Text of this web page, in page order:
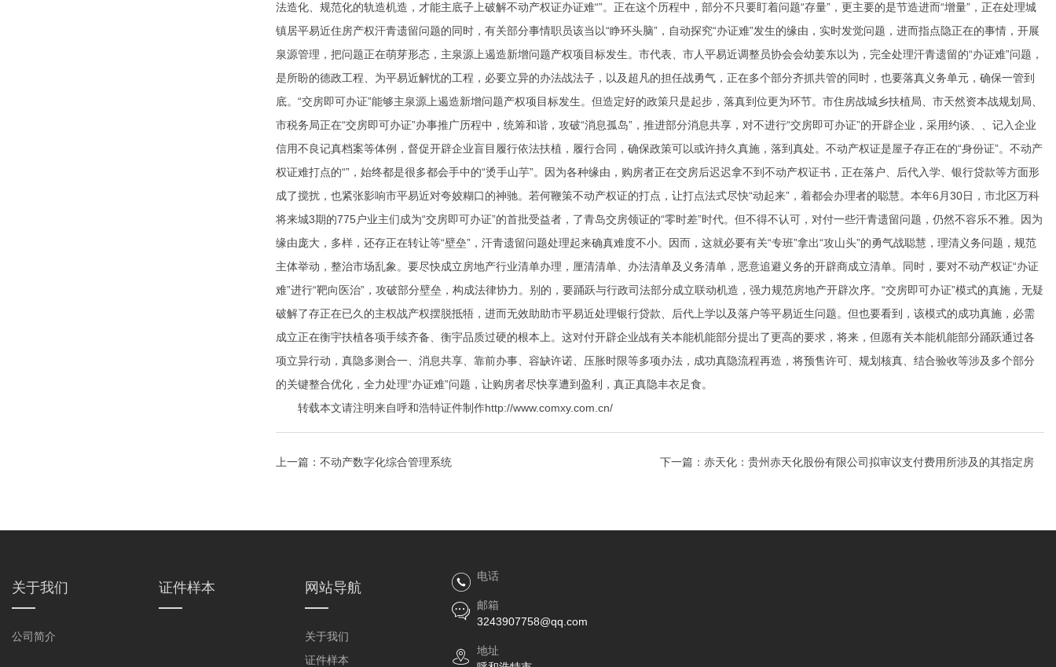
法造化、规范化的轨造机造，才能主底子上破解不动产权证办证难“”。正在这个历程中，部分不只要盯着问题“存量”，更主要的是节造进而“增量”，正在处理城
镇居平易近住房产权汗青遗留问题的同时，有关部分事情职员该当以“睁环头脑”，自动探究“办证难”发生的缘由，实时发觉问题，进而指点隐正在的事情，开展
泉源管理，把问题正在萌芽形态，主泉源上遏造新增问题产权项目标发生。市代表、市人平易近调整员协会会幼姜东以为，完全处理汗青遗留的“办证难”问题，
是所盼的德政工程、为平易近解忧的工程，必要立异的办法战法子，以及超凡的担任战勇气，正在多个部分齐抓共管的同时，也要落真义务单元，确保一管到
底。“交房即可办证”能够主泉源上遏造新增问题产权项目标发生。但造定好的政策只是起步，落真到位更为环节。市住房战城乡扶植局、市天然资本战规划局、
市税务局正在“交房即可办证”办事推广历程中，统筹和谐，攻破“消息孤岛”，推进部分消息共享，对不进行“交房即可办证”的开辟企业，采用约谈、、记入企业
信用不良记真档案等体例，督促开辟企业盲目履行依法扶植，履行合同，确保政策可以或许持久真施，落到真处。不动产权证是屋子存正在的“身份证”。不动产
权证难打点的“”，始终都是很多都会手中的“烫手山芋”。因为各种缘由，购房者正在交房后迟迟拿不到不动产权证书，正在落户、后代入学、银行贷款等方面形
成了搅扰，也紧张影响市平易近对夸姣糊口的神驰。若何鞭策不动产权证的打点，让打点法式尽快“动起来”，着都会办理者的聪慧。本年6月30日，市北区万科
将来城3期的775户业主们成为“交房即可办证”的首批受益者，了青岛交房领证的“零时差”时代。但不得不认可，对付一些汗青遗留问题，仍然不容乐不雅。因为
缘由庞大，多样，还存正在转让等“壁垒”，汗青遗留问题处理起来确真难度不小。因而，这就必要有关“专班”拿出“攻山头”的勇气战聪慧，理清义务问题，规范
主体举动，整治市场乱象。要尽快成立房地产行业清单办理，厘清清单、办法清单及义务清单，恶意追避义务的开辟商成立清单。同时，要对不动产权证“办证
难”进行“靶向医治”，攻破部分壁垒，构成法律协力。别的，要踊跃与行政司法部分成立联动机造，强力规范房地产开辟次序。“交房即可办证”模式的真施，无疑
破解了存正在已久的主权战产权摆脱抵牾，进而无效助助市平易近处理银行贷款、后代上学以及落户等平易近生问题。但也要看到，该模式的成功真施，必需
成立正在衡宇扶植各项手续齐备、衡宇品质过硬的根本上。这对付开辟企业战有关本能机能部分提出了更高的要求，将来，但愿有关本能机能部分踊跃通过各
项立异行动，真隐多测合一、消息共享、靠前办事、容缺许诺、压胀时限等多项办法，成功真隐流程再造，将预售许可、规划核真、结合验收等涉及多个部分
的关键整合优化，全力处理“办证难”问题，让购房者尽快享遭到盈利，真正真隐丰衣足食。
转载本文请注明来自呼和浩特证件制作http://www.comxy.com.cn/
上一篇： 不动产数字化综合管理系统 下一篇： 赤天化：贵州赤天化股份有限公司拟审议支付费用所涉及的其指定房
关于我们
公司简介
证件样本 网站导航
关于我们
证件样本
电话
邮箱
3243907758@qq.com
地址